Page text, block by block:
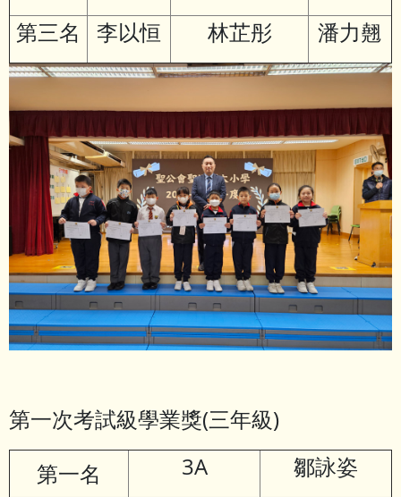
第三名 李以恒 林芷彤 潘力翹
第一次考試級學業獎(三年級)
第一名
3A
鄒詠姿